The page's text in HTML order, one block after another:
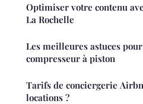
Optimiser votre contenu
La Rochelle
Les meilleures astuces
compresseur à piston
Tarifs de conciergerie
locations ?